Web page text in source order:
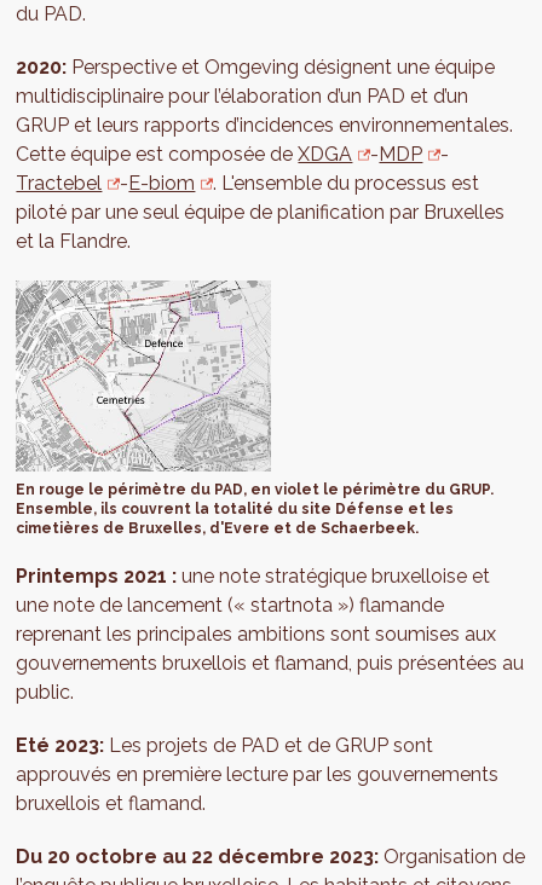
du PAD.
2020: Perspective et Omgeving désignent une équipe
multidisciplinaire pour l’élaboration d’un PAD et d’un
GRUP et leurs rapports d’incidences environnementales.
Cette équipe est composée deXDGA -MDP
-
Tractebel
-E-biom
. L'ensemble du processus est
piloté par une seul équipe de planification par Bruxelles
et la Flandre.
En rouge le périmètre du PAD, en violet le périmètre du GRUP.
Ensemble, ils couvrent la totalité du site Défense et les
cimetières de Bruxelles, d'Evere et de Schaerbeek.
Printemps 2021 :une note stratégique bruxelloise et
une note de lancement (« startnota ») flamande
reprenant les principales ambitions sont soumises aux
gouvernements bruxellois et flamand, puis présentées au
public.
Eté 2023: Les projets de PAD et de GRUP sont
approuvés en première lecture par les gouvernements
bruxellois et flamand.
Du 20 octobre au 22 décembre 2023: Organisation de